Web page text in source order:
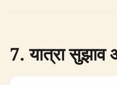
7. यात्रा सुझाव